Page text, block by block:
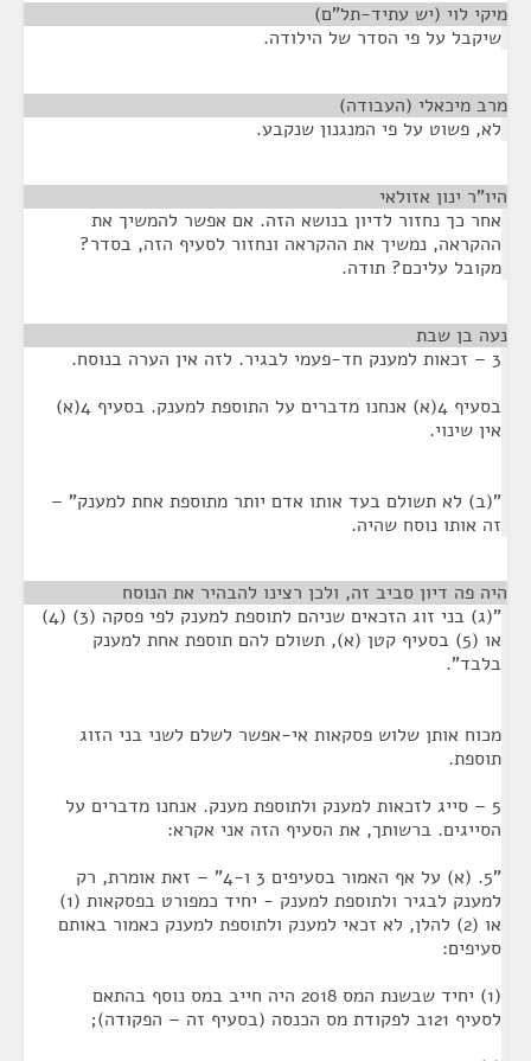
מיקי לוי (יש עתיד-תל"ם)
שיקבל על פי הסדר של הילודה.
מרב מיכאלי (העבודה)
לא, פשוט על פי המנגנון שנקבע.
היו"ר ינון אזולאי
אחר כך נחזור לדיון בנושא הזה. אם אפשר להמשיך את
ההקראה, נמשיך את ההקראה ונחזור לסעיף הזה, בסדר?
מקובל עליכם? תודה.
נעה בן שבת
3 – זכאות למענק חד-פעמי לבגיר. לזה אין הערה בנוסח.
בסעיף 4(א) אנחנו מדברים על התוספת למענק. בסעיף 4(א)
אין שינוי.
"(ב) לא תשולם בעד אותו אדם יותר מתוספת אחת למענק" –
זה אותו נוסח שהיה.
היה פה דיון סביב זה, ולכן רצינו להבהיר את הנוסח
"(ג) בני זוג הזכאים שניהם לתוספת למענק לפי פסקה (3) (4)
או (5) בסעיף קטן (א), תשולם להם תוספת אחת למענק
בלבד".
מכוח אותן שלוש פסקאות אי-אפשר לשלם לשני בני הזוג
תוספת.
5 – סייג לזכאות למענק ולתוספת מענק. אנחנו מדברים על
הסייגים. ברשותך, את הסעיף הזה אני אקרא:
"5. (א) על אף האמור בסעיפים 3 ו-4" – זאת אומרת, רק
למענק לבגיר ולתוספת למענק - יחיד כמפורט בפסקאות (1)
או (2) להלן, לא זכאי למענק ולתוספת למענק כאמור באותם
סעיפים:
(1) יחיד שבשנת המס 2018 היה חייב במס נוסף בהתאם
לסעיף 121ב לפקודת מס הכנסה (בסעיף זה – הפקודה);